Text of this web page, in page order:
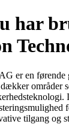
har
er en førende
områder
tilgang og